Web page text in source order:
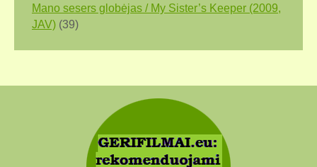
Mano sesers globėjas / My Sister’s Keeper (2009,
JAV) (39)